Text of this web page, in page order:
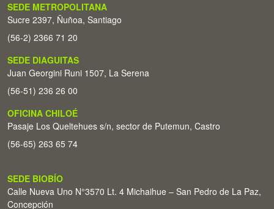
SEDE METROPOLITANA
Sucre 2397, Ñuñoa, Santiago
(56-2) 2366 71 20
SEDE DIAGUITAS
Juan Georgini Runi 1507, La Serena
(56-51) 236 26 00
OFICINA CHILOÉ
Pasaje Los Queltehues s/n, sector de Putemun, Castro
(56-65) 263 65 74
SEDE BIOBÍO
Calle Nueva Uno N°3570 Lt. 4 Michaihue – San Pedro de La Paz,
Concepción